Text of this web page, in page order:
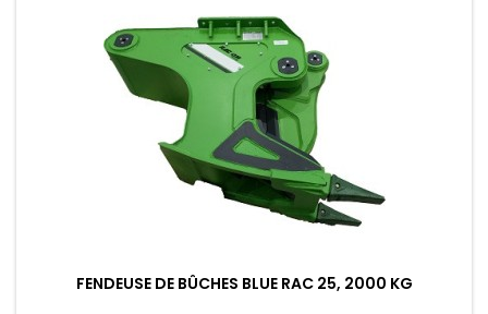
FENDEUSE DE BÛCHES BLUE RAC 25, 2000 KG